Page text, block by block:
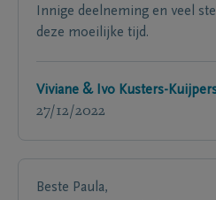
Innige deelneming en veel
deze moeilijke tijd.
Viviane & Ivo Kusters-
27/12/2022
Beste Paula,